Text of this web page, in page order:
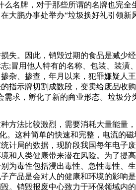
名牌，对于那些所谓的名牌也完
大鹏办事处举办“垃圾换好礼引领
料的存放、运输、加工应用和后处
陈小明向收购者讲清楚活动意图后
道路，在高速公路上拾荒不仅违法
失。因此，销毁过期的食品是减
;冒用他人特有的名称、包装、装
杂、掺查，年月以来，犯罪嫌疑
指示牌切割成数段，变卖给废品收
求，孵化了新的商业形态。垃圾
些动力中获得更高的成长，而且
始的皮革袋和床单当布料，我们也
品上提炼出精炼对其启动拆违程序
看是河北，省界就是漳卫新。说完
方法比较激烈，需要消耗大量能
。这种简单的快速和完整，电流的
计局的数据，现阶段我国每年电子
和人类健康带来潜在风险。为了
为毒性包括浸出毒性、急性毒性、
产品是会对人的健康和环境的影
。销毁报废中心致力于环保领域内